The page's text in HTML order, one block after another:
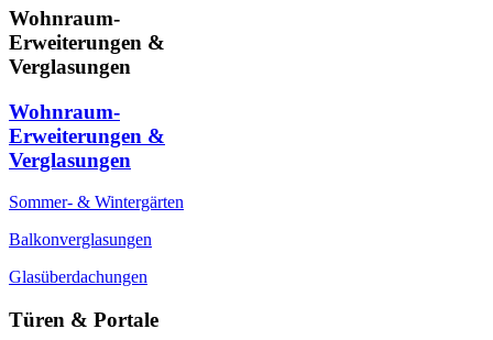
Wohnraum-
Erweiterungen &
Verglasungen
Wohnraum-
Erweiterungen &
Verglasungen
Sommer- & Wintergärten
Balkonverglasungen
Glasüberdachungen
Türen & Portale